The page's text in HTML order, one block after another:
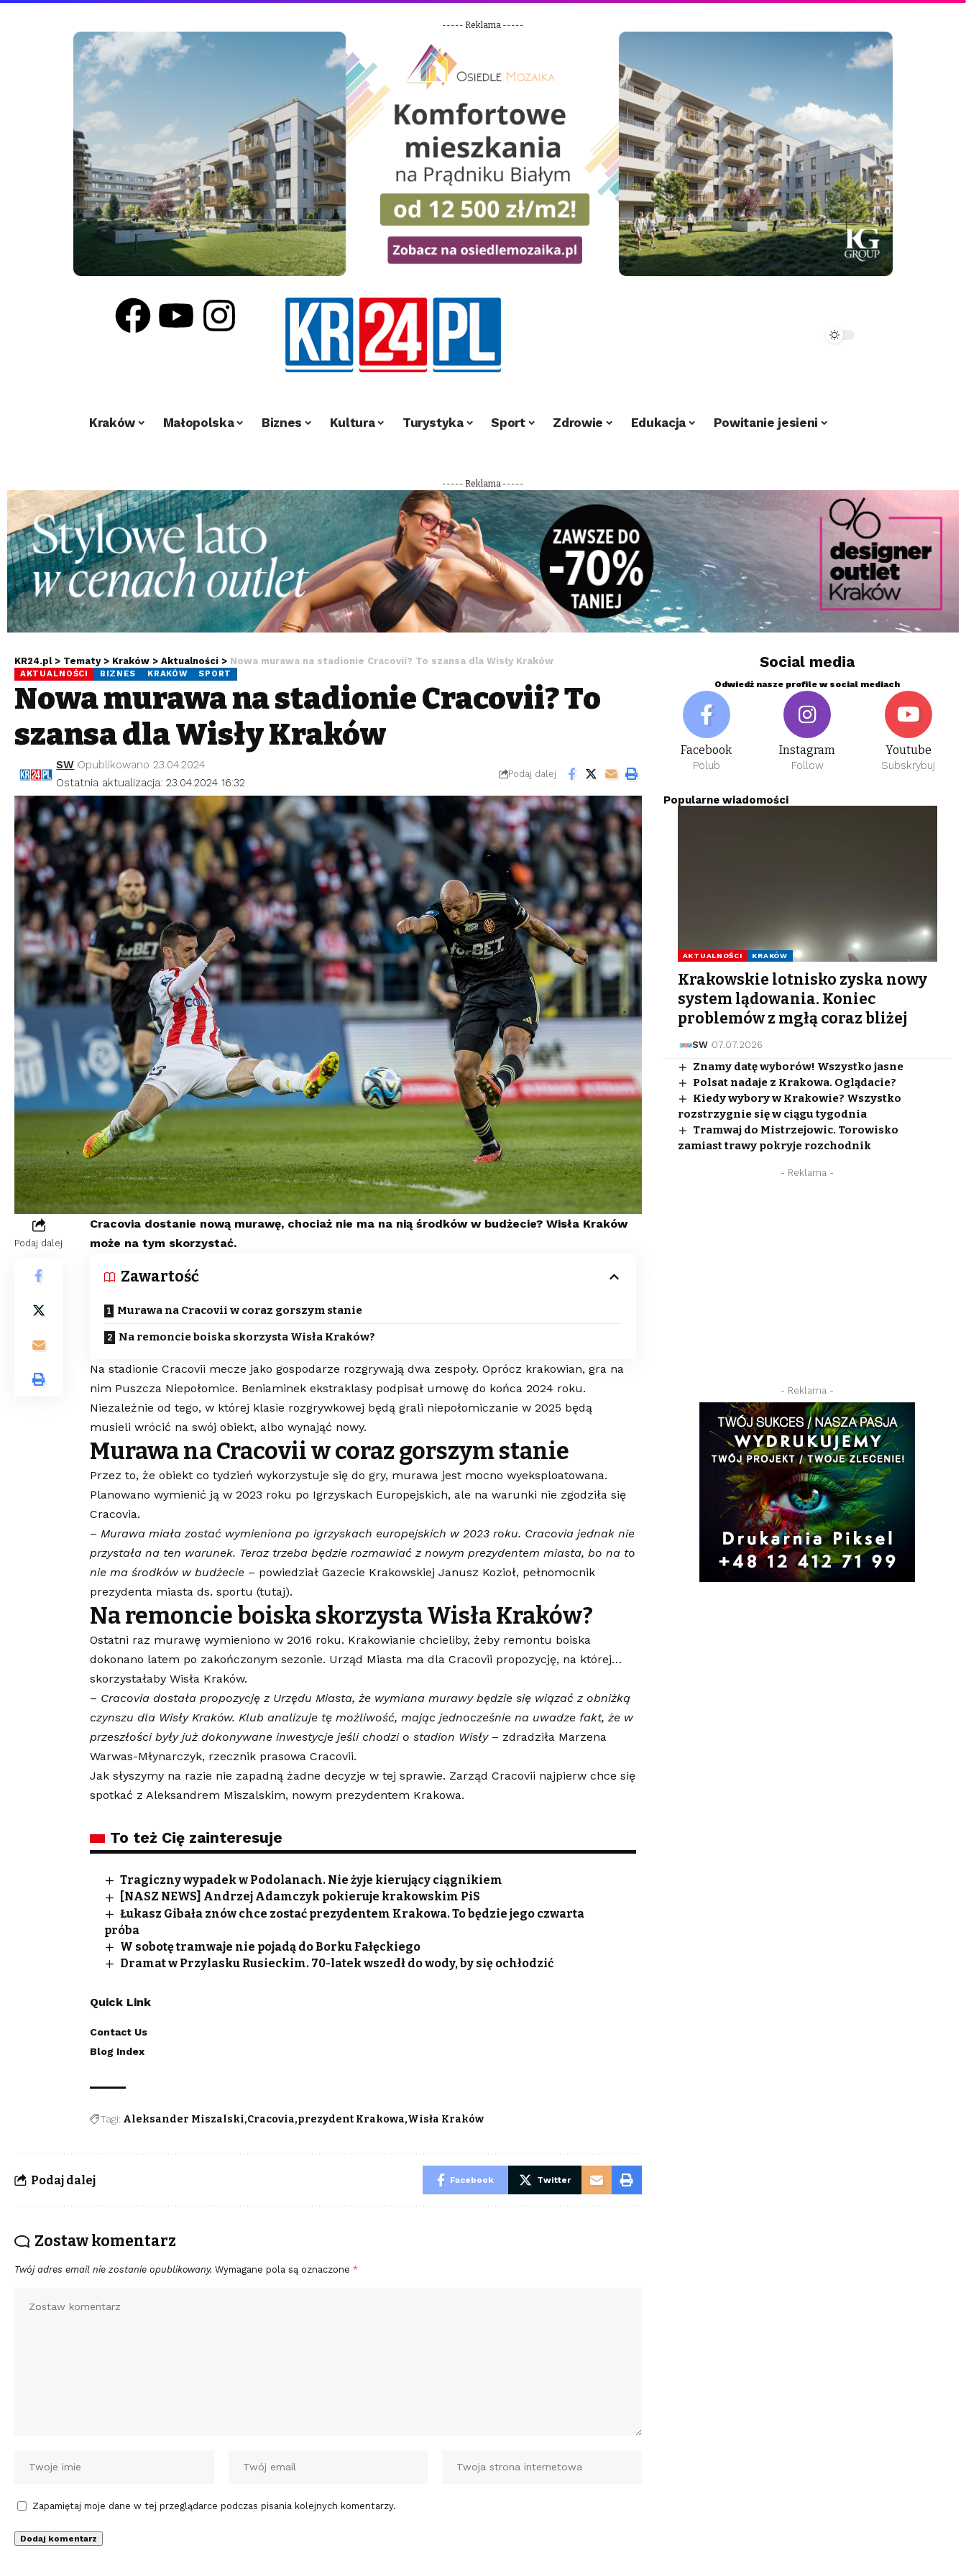
----- Reklama -----
Kraków Małopolska Biznes Kultura Turystyka Sport Zdrowie Edukacja Powitanie jesieni
----- Reklama -----
KR24.pl> Tematy> Kraków > Aktualności > Nowa murawa na stadionie Cracovii? To szansa dla Wisły Kraków
AKTUALNOŚCI BIZNES KRAKÓW SPORT
Nowa murawa na stadionie Cracovii? To
szansa dla Wisły Kraków
Ostatnia aktualizacja: 23.04.2024 16:32
SW Opublikowano 23.04.2024
Podaj dalej
Podaj dalej
Cracovia dostanie nową murawę, chociaż nie ma na nią środków w budżecie? Wisła Kraków
może na tym skorzystać.
Zawartość
Murawa na Cracovii w coraz gorszym stanie
Na remoncie boiska skorzysta Wisła Kraków?
Na stadionie Cracovii mecze jako gospodarze rozgrywają dwa zespoły. Oprócz krakowian, gra na
nim Puszcza Niepołomice. Beniaminek ekstraklasy podpisał umowę do końca 2024 roku.
Niezależnie od tego, w której klasie rozgrywkowej będą grali niepołomiczanie w 2025 będą
musieli wrócić na swój obiekt, albo wynająć nowy.
Murawa na Cracovii w coraz gorszym stanie
Przez to, że obiekt co tydzień wykorzystuje się do gry, murawa jest mocno wyeksploatowana.
Planowano wymienić ją w 2023 roku po Igrzyskach Europejskich, ale na warunki nie zgodziła się
Cracovia.
– Murawa miała zostać wymieniona po igrzyskach europejskich w 2023 roku. Cracovia jednak nie
przystała na ten warunek. Teraz trzeba będzie rozmawiać z nowym prezydentem miasta, bo na to
nie ma środków w budżecie – powiedział Gazecie Krakowskiej Janusz Kozioł, pełnomocnik
prezydenta miasta ds. sportu (tutaj).
Na remoncie boiska skorzysta Wisła Kraków?
Ostatni raz murawę wymieniono w 2016 roku. Krakowianie chcieliby, żeby remontu boiska
dokonano latem po zakończonym sezonie. Urząd Miasta ma dla Cracovii propozycję, na której…
skorzystałaby Wisła Kraków.
– Cracovia dostała propozycję z Urzędu Miasta, że wymiana murawy będzie się wiązać z obniżką
czynszu dla Wisły Kraków. Klub analizuje tę możliwość, mając jednocześnie na uwadze fakt, że w
przeszłości były już dokonywane inwestycje jeśli chodzi o stadion Wisły– zdradziła Marzena
Warwas-Młynarczyk, rzecznik prasowa Cracovii.
Jak słyszymy na razie nie zapadną żadne decyzje w tej sprawie. Zarząd Cracovii najpierw chce się
spotkać z Aleksandrem Miszalskim, nowym prezydentem Krakowa.
To też Cię zainteresuje
Tragiczny wypadek w Podolanach. Nie żyje kierujący ciągnikiem
[NASZ NEWS] Andrzej Adamczyk pokieruje krakowskim PiS
Łukasz Gibała znów chce zostać prezydentem Krakowa. To będzie jego czwarta
próba
W sobotę tramwaje nie pojadą do Borku Fałęckiego
Dramat w Przylasku Rusieckim. 70-latek wszedł do wody, by się ochłodzić
Quick Link
Contact Us
Blog Index
Tagi: Aleksander Miszalski Cracovia prezydent Krakowa Wisła Kraków
Podaj dalej Facebook Twitter
Zostaw komentarz
Twój adres email nie zostanie opublikowany. Wymagane pola są oznaczone *
Zapamiętaj moje dane w tej przeglądarce podczas pisania kolejnych komentarzy.
Social media
Odwiedź nasze profile w social mediach
Facebook
Polub
Instagram
Follow
Youtube
Subskrybuj
Popularne wiadomości
AKTUALNOŚCI KRAKÓW
Krakowskie lotnisko zyska nowy
system lądowania. Koniec
problemów z mgłą coraz bliżej
SW 07.07.2026
Znamy datę wyborów! Wszystko jasne
Polsat nadaje z Krakowa. Oglądacie?
Kiedy wybory w Krakowie? Wszystko
rozstrzygnie się w ciągu tygodnia
Tramwaj do Mistrzejowic. Torowisko
zamiast trawy pokryje rozchodnik
- Reklama -
- Reklama -